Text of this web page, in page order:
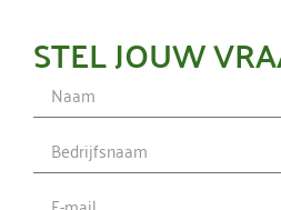
STEL JOUW